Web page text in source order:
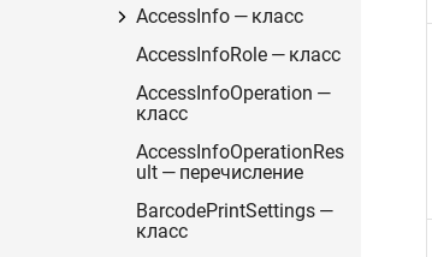
AccessInfo — класс
AccessInfoRole — класс
AccessInfoOperation —
класс
AccessInfoOperationRes
ult — перечисление
BarcodePrintSettings —
класс